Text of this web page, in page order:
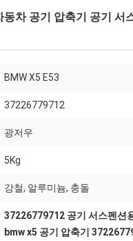
동차 공기 압축기 공기 서
BMW X5 E53
37226779712
광저우
5Kg
강철, 알루미늄, 충돌
37226779712 공기 서스펜션
bmw x5 공기 압축기